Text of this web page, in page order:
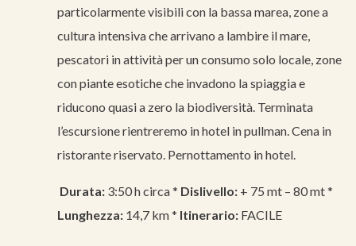
particolarmente visibili con la bassa marea, zone a
cultura intensiva che arrivano a lambire il mare,
pescatori in attività per un consumo solo locale, zone
con piante esotiche che invadono la spiaggia e
riducono quasi a zero la biodiversità. Terminata
l’escursione rientreremo in hotel in pullman. Cena in
ristorante riservato. Pernottamento in hotel.
Durata: 3:50 h circa * Dislivello: + 75 mt – 80 mt *
Lunghezza: 14,7 km * Itinerario: FACILE